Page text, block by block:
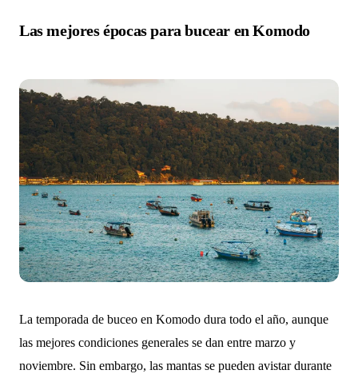
Las mejores épocas para bucear en Komodo
La temporada de buceo en Komodo dura todo el año, aunque
las mejores condiciones generales se dan entre marzo y
noviembre. Sin embargo, las mantas se pueden avistar durante